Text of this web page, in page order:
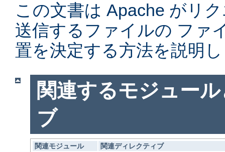
この文書は Apache がリ
送信するファイルの ファ
置を決定する方法を説明
関連するモジュー
ブ
関連モジュール
関連ディレクティブ